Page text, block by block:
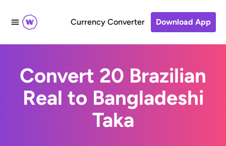
Currency Converter Download App
Convert 20 Brazilian
Real to Bangladeshi
Taka